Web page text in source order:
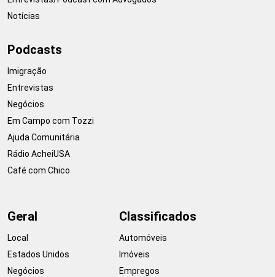
Notícias
Podcasts
Imigração
Entrevistas
Negócios
Em Campo com Tozzi
Ajuda Comunitária
Rádio AcheiUSA
Café com Chico
Geral
Local
Estados Unidos
Negócios
Classificados
Automóveis
Imóveis
Empregos